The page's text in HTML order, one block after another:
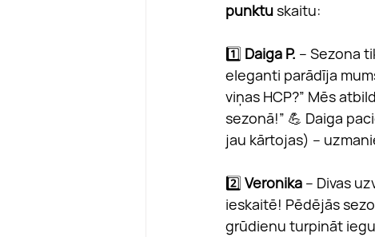
punktu skaitu:
1️⃣ Daiga P. – Sezona
eleganti parādīja
viņas HCP?” Mēs
sezonā!” 💪 Daiga
jau kārtojas) –
2️⃣ Veronika – Divas
ieskaitē! Pēdējās
grūdienu turpināt